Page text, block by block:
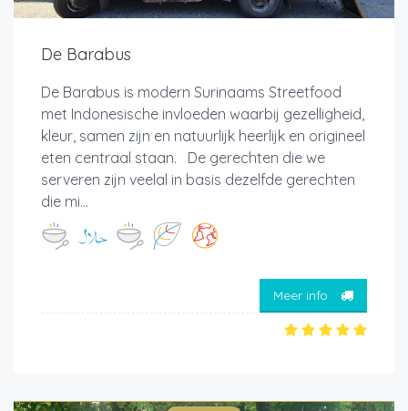
De Barabus
De Barabus is modern Surinaams Streetfood
met Indonesische invloeden waarbij gezelligheid,
kleur, samen zijn en natuurlijk heerlijk en origineel
eten centraal staan. De gerechten die we
serveren zijn veelal in basis dezelfde gerechten
die mi...
Meer info